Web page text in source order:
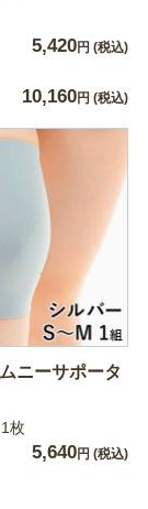
5,420円 (税込)
10,160円 (税込)
ニーサポータ
枚
5,640円 (税込)